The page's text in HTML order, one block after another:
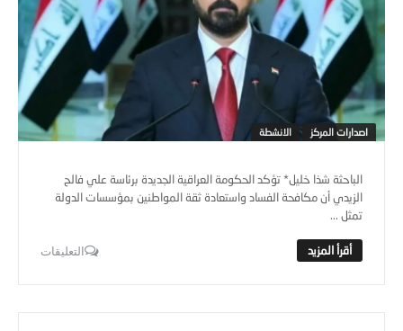
اصدارات المركز الانشطة
الباحثة شذا خليل* تؤكد الحكومة العراقية الجديدة برئاسة علي فالح
الزيدي أن مكافحة الفساد واستعادة ثقة المواطنين بمؤسسات الدولة
تمثل ...
التعليقات